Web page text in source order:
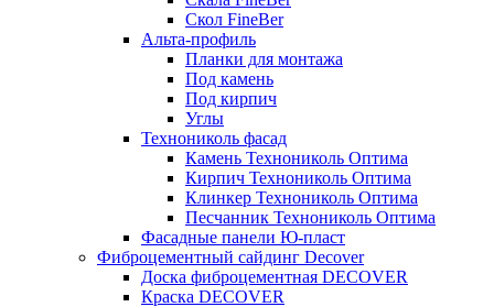
Скол FineBer
Альта-профиль
Планки для монтажа
Под камень
Под кирпич
Углы
Технониколь фасад
Камень Технониколь Оптима
Кирпич Технониколь Оптима
Клинкер Технониколь Оптима
Песчанник Технониколь Оптима
Фасадные панели Ю-пласт
Фиброцементный сайдинг Decover
Доска фиброцементная DECOVER
Краска DECOVER